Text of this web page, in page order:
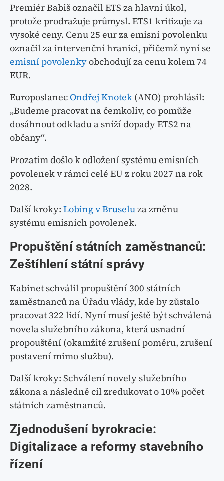
Premiér Babiš označil ETS za hlavní úkol,
protože prodražuje průmysl. ETS1 kritizuje za
vysoké ceny. Cenu 25 eur za emisní povolenku
označil za intervenční hranici, přičemž nyní se
emisní povolenkyobchodují za cenu kolem 74
EUR.
EuroposlanecOndřej Knotek (ANO) prohlásil:
„Budeme pracovat na čemkoliv, co pomůže
dosáhnout odkladu a sníží dopady ETS2 na
občany“.
Prozatím došlo k odložení systému emisních
povolenek v rámci celé EU z roku 2027 na rok
2028.
Další kroky: Lobing v Bruseluza změnu
systému emisních povolenek.
Propuštění státních zaměstnanců:
Zeštíhlení státní správy
Kabinet schválil propuštění 300 státních
zaměstnanců na Úřadu vlády, kde by zůstalo
pracovat 322 lidí. Nyní musí ještě být schválená
novela služebního zákona, která usnadní
propouštění (okamžité zrušení poměru, zrušení
postavení mimo službu).
Další kroky: Schválení novely služebního
zákona a následně cíl zredukovat o 10% počet
státních zaměstnanců.
Zjednodušení byrokracie:
Digitalizace a reformy stavebního
řízení